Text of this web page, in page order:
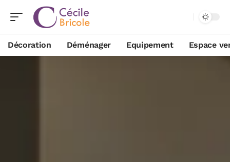
Décoration Déménager Equipement Espace